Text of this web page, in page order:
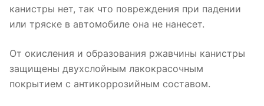
канистры нет, так что повреждения при падении
или тряске в автомобиле она не нанесет.
От окисления и образования ржавчины канистры
защищены двухслойным лакокрасочным
покрытием с антикоррозийным составом.